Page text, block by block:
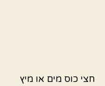
חצי כוס מים או מיץ